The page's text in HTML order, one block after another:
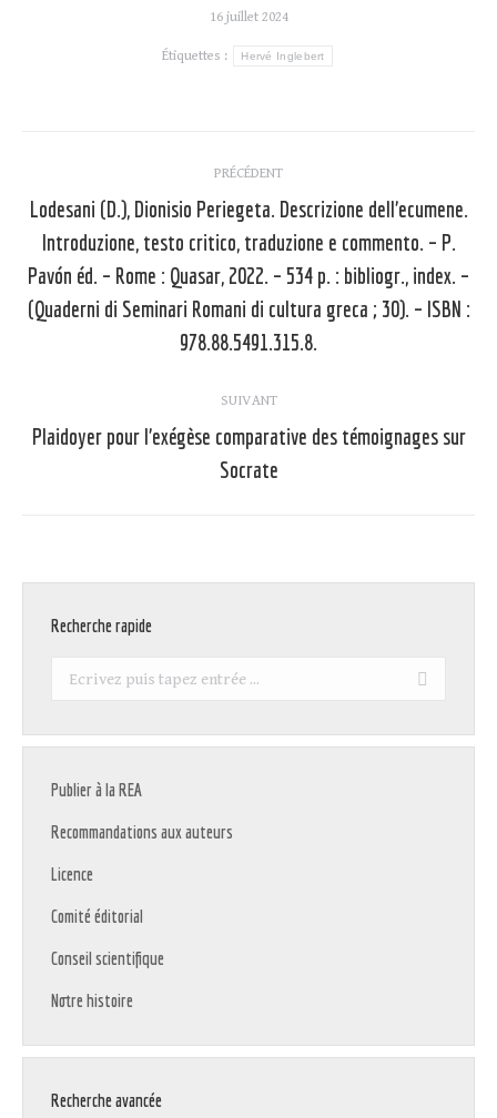
16 juillet 2024
Étiquettes : Hervé Inglebert
article
PRÉCÉDENT
Article
précédent
:
Lodesani (D.), Dionisio Periegeta. Descrizione dell’ecumene.
Introduzione, testo critico, traduzione e commento. – P.
Pavón éd. – Rome : Quasar, 2022. – 534 p. : bibliogr., index. –
(Quaderni di Seminari Romani di cultura greca ; 30). – ISBN :
978.88.5491.315.8.
SUIVANT
Article
suivant
Plaidoyer pour l’exégèse comparative des témoignages sur
Socrate
Recherche rapide
Recherche
Publier à la REA
Recommandations aux auteurs
Licence
Comité éditorial
Conseil scientifique
Notre histoire
Recherche avancée